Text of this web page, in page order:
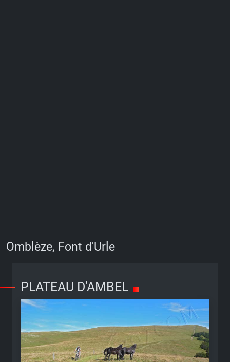
Omblèze, Font d'Urle
PLATEAU D'AMBEL